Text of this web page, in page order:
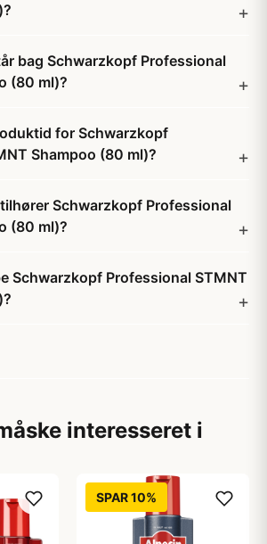
bag Schwarzkopf Professional
(80 ml)?
for Schwarzkopf
Shampoo (80 ml)?
Schwarzkopf Professional
(80 ml)?
Schwarzkopf Professional STMNT
interesseret i
SPAR 10%